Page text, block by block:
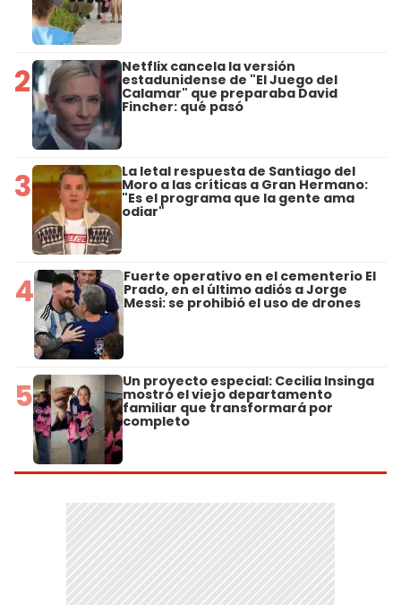
2 Netflix cancela la versión
estadunidense de "El Juego del
Calamar" que preparaba David
Fincher: qué pasó
3 La letal respuesta de Santiago del
Moro a las críticas a Gran Hermano:
"Es el programa que la gente ama
odiar"
4 Fuerte operativo en el cementerio El
Prado, en el último adiós a Jorge
Messi: se prohibió el uso de drones
5 Un proyecto especial: Cecilia Insinga
mostró el viejo departamento
familiar que transformará por
completo